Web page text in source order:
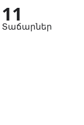
11
Տաճարներ